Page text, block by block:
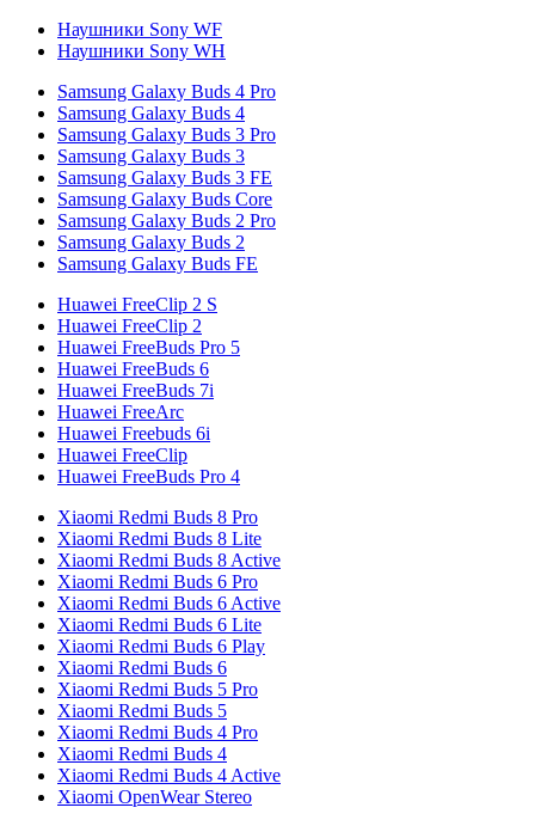
Наушники Sony WF
Наушники Sony WH
Samsung Galaxy Buds 4 Pro
Samsung Galaxy Buds 4
Samsung Galaxy Buds 3 Pro
Samsung Galaxy Buds 3
Samsung Galaxy Buds 3 FE
Samsung Galaxy Buds Core
Samsung Galaxy Buds 2 Pro
Samsung Galaxy Buds 2
Samsung Galaxy Buds FE
Huawei FreeClip 2 S
Huawei FreeClip 2
Huawei FreeBuds Pro 5
Huawei FreeBuds 6
Huawei FreeBuds 7i
Huawei FreeArc
Huawei Freebuds 6i
Huawei FreeClip
Huawei FreeBuds Pro 4
Xiaomi Redmi Buds 8 Pro
Xiaomi Redmi Buds 8 Lite
Xiaomi Redmi Buds 8 Active
Xiaomi Redmi Buds 6 Pro
Xiaomi Redmi Buds 6 Active
Xiaomi Redmi Buds 6 Lite
Xiaomi Redmi Buds 6 Play
Xiaomi Redmi Buds 6
Xiaomi Redmi Buds 5 Pro
Xiaomi Redmi Buds 5
Xiaomi Redmi Buds 4 Pro
Xiaomi Redmi Buds 4
Xiaomi Redmi Buds 4 Active
Xiaomi OpenWear Stereo